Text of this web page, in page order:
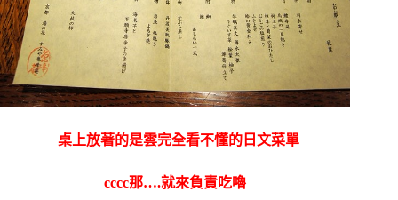
桌上放著的是雲完全看不懂的日文菜單
cccc那….就來負責吃嚕